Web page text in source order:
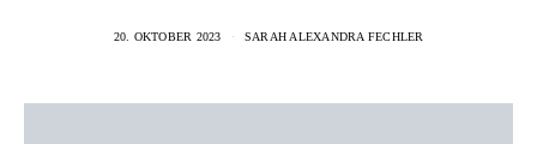
20. OKTOBER 2023 SARAH ALEXANDRA FECHLER